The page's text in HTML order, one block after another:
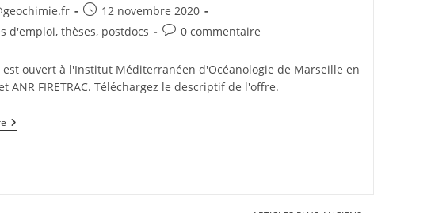
12 novembre 2020
d'emploi, thèses, postdocs 0 commentaire
ouvert à l'Institut Méditerranéen d'Océanologie de Marseille en
ANR FIRETRAC. Téléchargez le descriptif de l'offre.